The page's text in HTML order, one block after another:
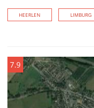
HEERLEN LIMBURG
7.9